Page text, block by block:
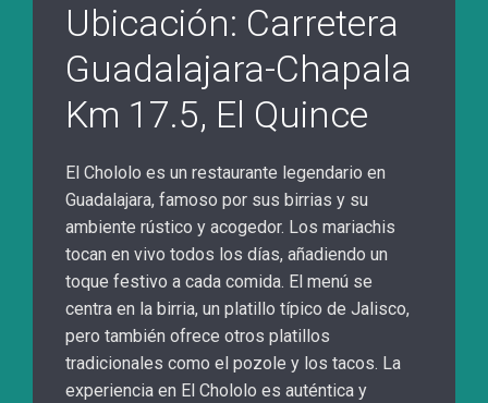
Ubicación: Carretera
Guadalajara-Chapala
Km 17.5, El Quince
El Chololo es un restaurante legendario en
Guadalajara, famoso por sus birrias y su
ambiente rústico y acogedor. Los mariachis
tocan en vivo todos los días, añadiendo un
toque festivo a cada comida. El menú se
centra en la birria, un platillo típico de Jalisco,
pero también ofrece otros platillos
tradicionales como el pozole y los tacos. La
experiencia en El Chololo es auténtica y